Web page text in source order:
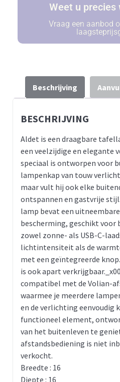
Weet u precies
Vraag een aanbod
Beschrijving
BESCHRIJVING
Aldet is een draagbare
een veelzijdige en elegante
speciaal is ontworpen voor
lampenkap van touw
maar vult hij ook elke
ontspannen en gastvrije
lamp bevat een
bescherming, geschikt
zowel zonne- als USB-C-
lichtintensiteit als de
met een geïntegreerde
is ook apart
compatibel met de Volian-
waarmee je meerdere
en de verlichting eenvoudig
functioneel element,
van het buitenleven te
afstandsbediening is niet
verkocht.
Breedte : 16
Diepte : 16